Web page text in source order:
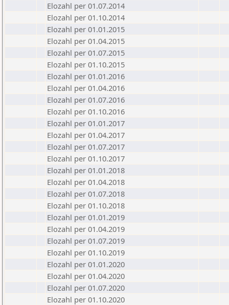
Elozahl per 01.07.2014
Elozahl per 01.10.2014
Elozahl per 01.01.2015
Elozahl per 01.04.2015
Elozahl per 01.07.2015
Elozahl per 01.10.2015
Elozahl per 01.01.2016
Elozahl per 01.04.2016
Elozahl per 01.07.2016
Elozahl per 01.10.2016
Elozahl per 01.01.2017
Elozahl per 01.04.2017
Elozahl per 01.07.2017
Elozahl per 01.10.2017
Elozahl per 01.01.2018
Elozahl per 01.04.2018
Elozahl per 01.07.2018
Elozahl per 01.10.2018
Elozahl per 01.01.2019
Elozahl per 01.04.2019
Elozahl per 01.07.2019
Elozahl per 01.10.2019
Elozahl per 01.01.2020
Elozahl per 01.04.2020
Elozahl per 01.07.2020
Elozahl per 01.10.2020